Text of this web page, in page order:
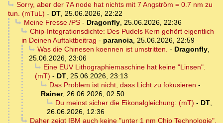
Sorry, aber der 7A node hat nichts mit 7 Angström = 0.7 nm zu
tun. (mTuL) - DT, 25.06.2026, 22:22
Meine Fresse /PS- Dragonfly, 25.06.2026, 22:36
Chip-Integrationsdichte: Des Pudels Kern gehört eigentlich
in Deinen Auftaktbeitrag - paranoia, 25.06.2026, 22:59
Was die Chinesen koennen ist umstritten. - Dragonfly,
25.06.2026, 23:06
Eine EUV Lithographiemaschine hat keine "Linsen".
(mT) - DT, 25.06.2026, 23:13
Das Problem ist nicht, dass Licht zu fokusieren -
Rainer, 26.06.2026, 02:50
Du meinst sicher die Eikonalgleichung: (mT) - DT,
26.06.2026, 12:36
Daher zeigt IBM auch keine "unter 1 nm Chip Technologie".